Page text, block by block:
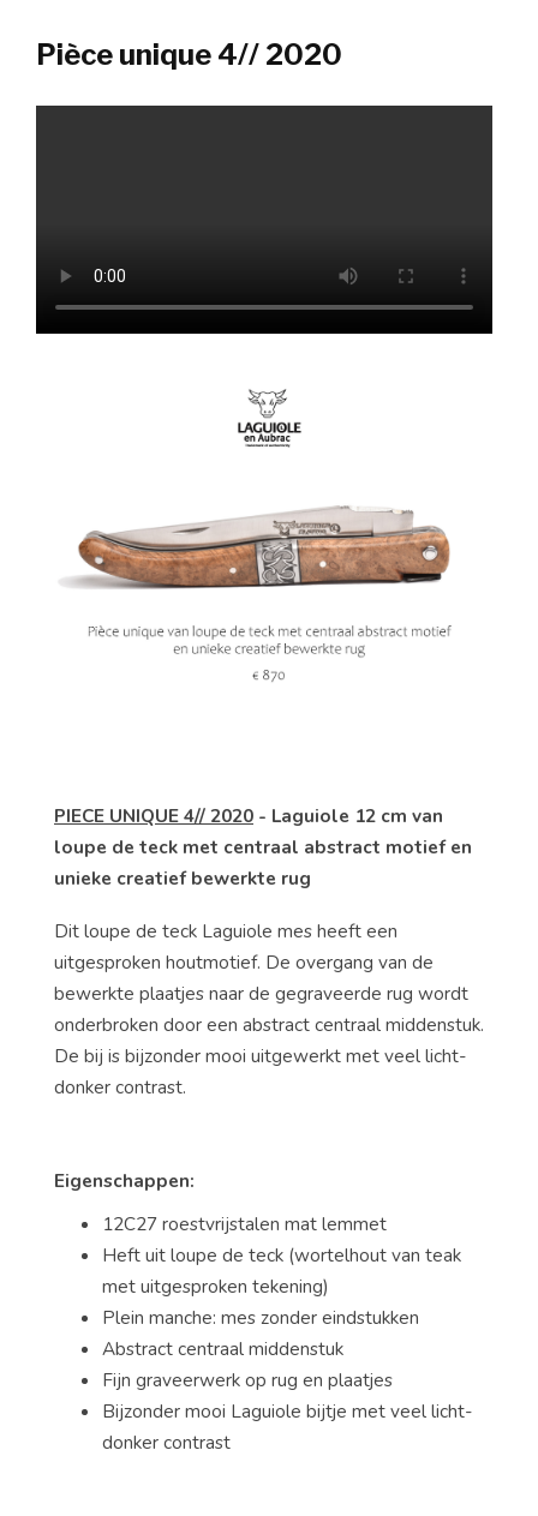
Pièce unique 4// 2020
PIECE UNIQUE 4// 2020 - Laguiole 12 cm van
loupe de teck met centraal abstract motief en
unieke creatief bewerkte rug
Dit loupe de teck Laguiole mes heeft een
uitgesproken houtmotief. De overgang van de
bewerkte plaatjes naar de gegraveerde rug wordt
onderbroken door een abstract centraal middenstuk.
De bij is bijzonder mooi uitgewerkt met veel licht-
donker contrast.
Eigenschappen:
12C27 roestvrijstalen mat lemmet
Heft uit loupe de teck (wortelhout van teak
met uitgesproken tekening)
Plein manche: mes zonder eindstukken
Abstract centraal middenstuk
Fijn graveerwerk op rug en plaatjes
Bijzonder mooi Laguiole bijtje met veel licht-
donker contrast